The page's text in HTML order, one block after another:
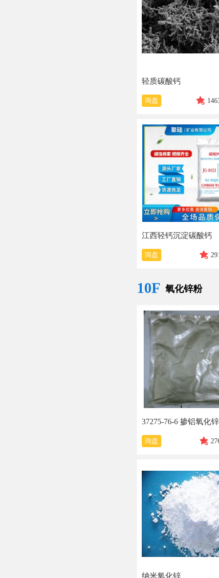
轻质碳酸钙
询盘
江西轻钙沉淀碳酸钙
询盘
10F 氧化锌粉
37275-76-6 掺铝氧化锌
询盘
纳米氧化锌